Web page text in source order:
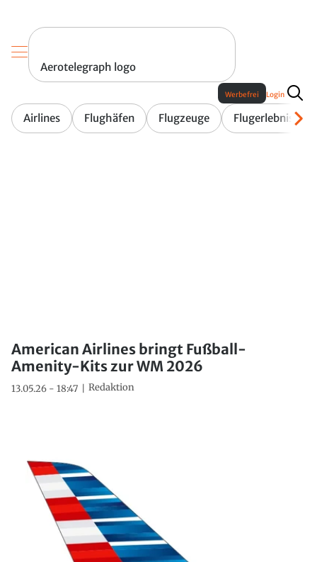
Aerotelegraph logo
Airlines Flughäfen Flugzeuge Flugerlebnis
Werbefrei Login
American Airlines bringt Fußball-
Amenity-Kits zur WM 2026
13.05.26 - 18:47 Redaktion